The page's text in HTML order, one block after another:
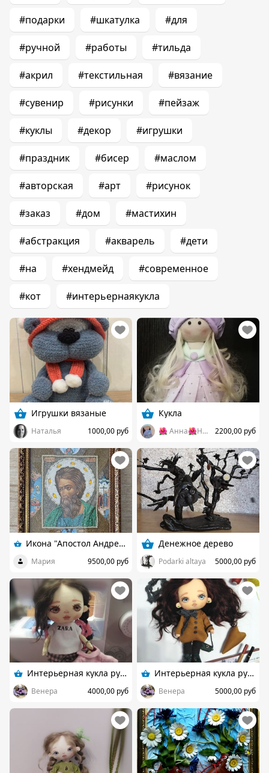
#подарки #шкатулка #для
#ручной #работы #тильда
#акрил #текстильная #вязание
#сувенир #рисунки #пейзаж
#куклы #декор #игрушки
#праздник #бисер #маслом
#авторская #арт #рисунок
#заказ #дом #мастихин
#абстракция #акварель #дети
#на #хендмейд #современное
#кот #интерьернаякукла
Игрушки вязаные
Наталья 1000,00 руб
Кукла
🌺 Анна🌺Handmade. 🌺 2200,00 руб
Икона "Апостол Андрей Первозванный"
Мария 9500,00 руб
Денежное дерево
Podarki altaya 5000,00 руб
Интерьерная кукла ручной работы
Венера 4000,00 руб
Интерьерная кукла ручной работы
Венера 5000,00 руб